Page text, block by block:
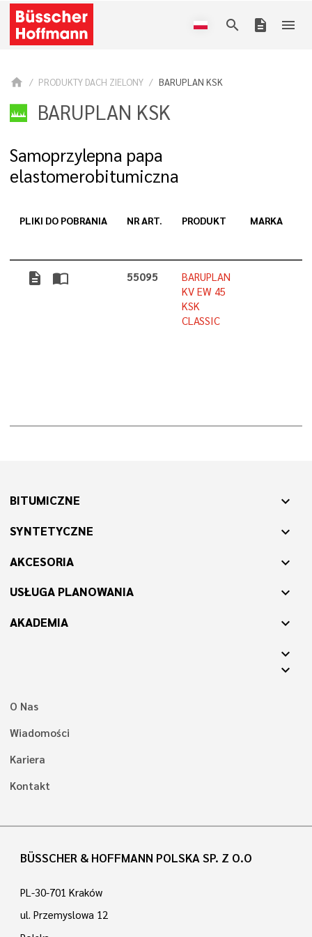
search description menu
home PRODUKTY DACH ZIELONY BARUPLAN KSK
BARUPLAN KSK
Samoprzylepna papa
elastomerobitumiczna
PLIKI DO POBRANIA NR ART. PRODUKT MARKA
description import_contacts 55095
BARUPLAN
KV EW 45
KSK
CLASSIC
BITUMICZNE expand_more
SYNTETYCZNE expand_more
AKCESORIA expand_more
USŁUGA PLANOWANIA expand_more
AKADEMIA
expand_more
expand_more
expand_more
O Nas
Wiadomości
Kariera
Kontakt
BÜSSCHER & HOFFMANN POLSKA SP. Z O.O
PL-30-701 Kraków
ul. Przemyslowa 12